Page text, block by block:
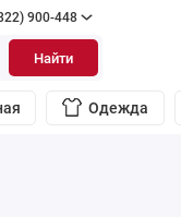
900-448
Найти
Одежда